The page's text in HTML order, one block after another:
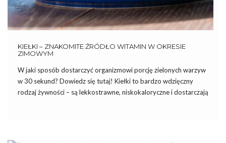
KIEŁKI – ZNAKOMITE ŹRÓDŁO WITAMIN W OKRESIE
ZIMOWYM
W jaki sposób dostarczyć organizmowi porcję zielonych warzyw
w 30 sekund? Dowiedz się tutaj! Kiełki to bardzo wdzięczny
rodzaj żywności – są lekkostrawne, niskokaloryczne i dostarczają